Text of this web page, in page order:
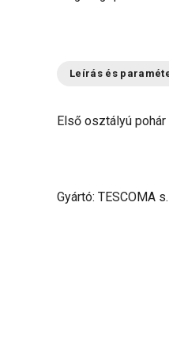
Leírás és
Első osztályú
Gyártó: TESCOMA